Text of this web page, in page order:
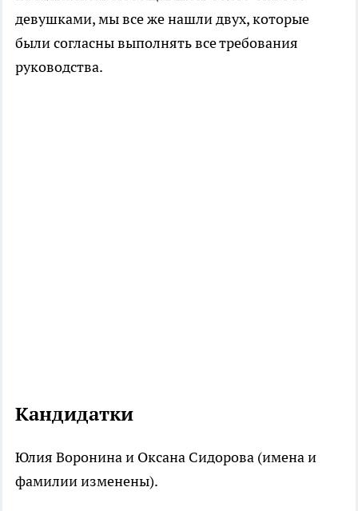
девушками, мы все же нашли двух, которые
были согласны выполнять все требования
руководства.
Кандидатки
Юлия Воронина и Оксана Сидорова (имена и
фамилии изменены).